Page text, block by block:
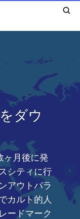
ダウ
ヶ月後に発
シティに行
アウトパラ
カルト的人
ードマーク